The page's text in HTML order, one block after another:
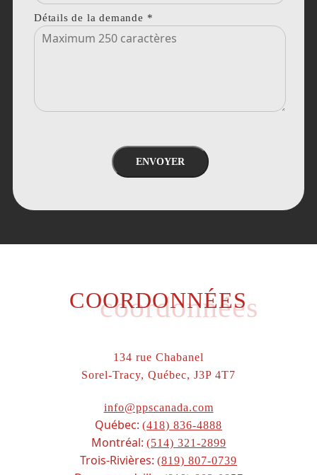
Détails de la demande *
ENVOYER
COORDONNÉES
coordonnées
134 rue Chabanel
Sorel-Tracy, Québec, J3P 4T7
info@ppscanada.com
Québec: (418) 836-4888
Montréal: (514) 321-2899
Trois-Rivières: (819) 807-0739